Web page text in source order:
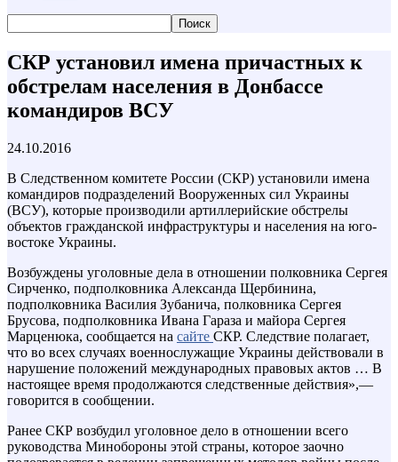
СКР установил имена причастных к
обстрелам населения в Донбассе
командиров ВСУ
24.10.2016
В Следственном комитете России (СКР) установили имена
командиров подразделений Вооруженных сил Украины
(ВСУ), которые производили артиллерийские обстрелы
объектов гражданской инфраструктуры и населения на юго-
востоке Украины.
Возбуждены уголовные дела в отношении полковника Сергея
Сирченко, подполковника Александа Щербинина,
подполковника Василия Зубанича, полковника Сергея
Брусова, подполковника Ивана Гараза и майора Сергея
Марценюка, сообщается на сайте СКР. Следствие полагает,
что во всех случаях военнослужащие Украины действовали в
нарушение положений международных правовых актов … В
настоящее время продолжаются следственные действия»,—
говорится в сообщении.
Ранее СКР возбудил уголовное дело в отношении всего
руководства Минобороны этой страны, которое заочно